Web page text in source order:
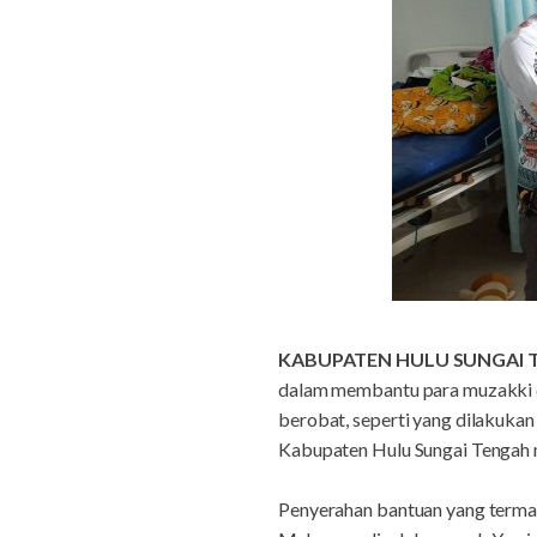
KABUPATEN HULU SUNGAI
dalam membantu para muzakki
berobat, seperti yang
Kabupaten Hulu Sungai
Penyerahan bantuan yang